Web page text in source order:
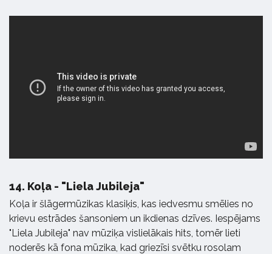
14. Koļa - "Liela Jubileja"
Koļa ir šlāgermūzikas klasiķis, kas iedvesmu smēlies no
krievu estrādes šansoniem un ikdienas dzīves. Iespējams
"Liela Jubileja" nav mūziķa vislielākais hits, tomēr lieti
noderēs kā fona mūzika, kad griezīsi svētku rosolam